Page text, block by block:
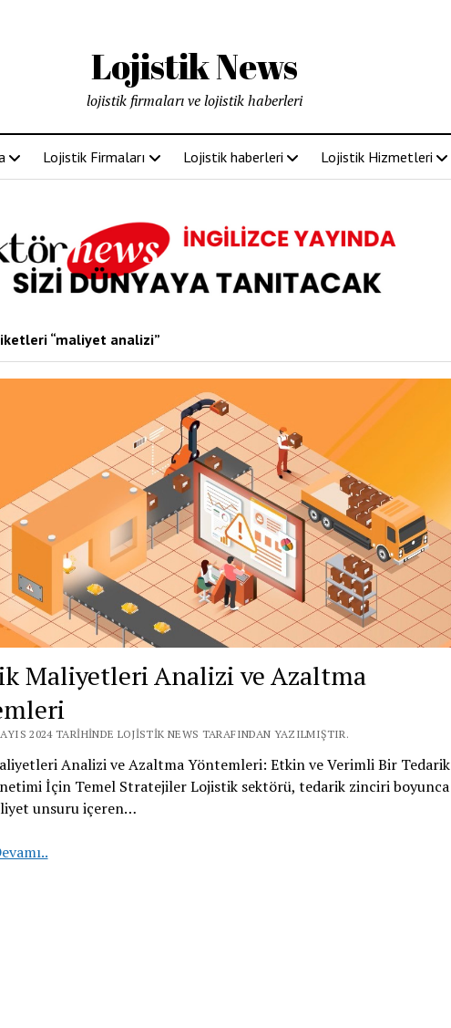
Lojistik News
lojistik firmaları ve lojistik haberleri
Lojistik Firmaları Lojistik haberleri Lojistik Hizmetleri
“maliyet analizi”
Maliyetleri Analizi ve Azaltma
2024 TARIHINDE LOJISTIK NEWS TARAFINDAN YAZILMIŞTIR.
Analizi ve Azaltma Yöntemleri: Etkin ve Verimli Bir Tedarik
İçin Temel Stratejiler Lojistik sektörü, tedarik zinciri boyunca
unsuru içeren…
Lojistik